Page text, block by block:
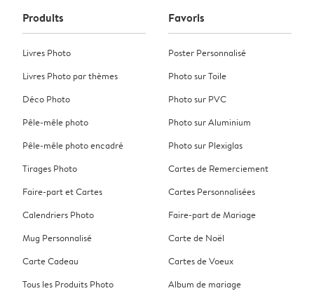
Produits
Livres Photo
Livres Photo par thèmes
Déco Photo
Pêle-mêle photo
Pêle-mêle photo encadré
Tirages Photo
Faire-part et Cartes
Calendriers Photo
Mug Personnalisé
Carte Cadeau
Tous les Produits Photo
Favoris
Poster Personnalisé
Photo sur Toile
Photo sur PVC
Photo sur Aluminium
Photo sur Plexiglas
Cartes de Remerciement
Cartes Personnalisées
Faire-part de Mariage
Carte de Noël
Cartes de Voeux
Album de mariage